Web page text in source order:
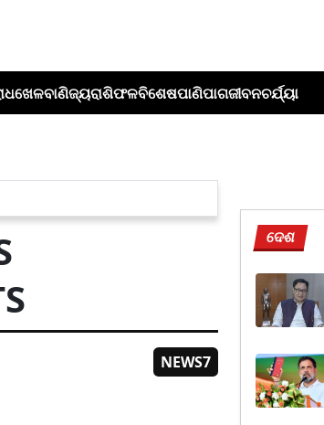
ଖେଳବାଣିଜ୍ୟରାଶିଫଳବିଶେଷପାଣିପାଗଜୀବନଚର୍ଯ୍ୟା
NEWS7
ଦେଶ